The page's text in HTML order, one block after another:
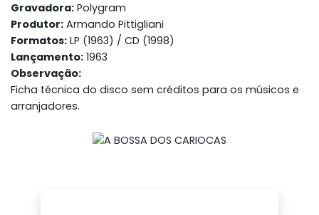
Gravadora: Polygram
Produtor: Armando Pittigliani
Formatos: LP (1963) / CD (1998)
Lançamento: 1963
Observação:
Ficha técnica do disco sem créditos para os músicos e
arranjadores.